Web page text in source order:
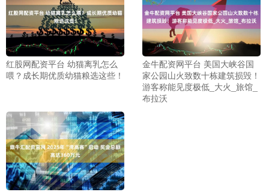
红股网配资平台 幼猫离乳怎么
喂？成长期优质幼猫粮选这些！
金牛配资网平台 美国大峡谷国
家公园山火致数十栋建筑损毁！
游客称能见度极低_大火_旅馆_
布拉沃